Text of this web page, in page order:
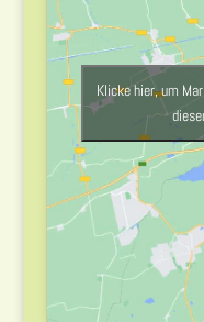
Klicke hier, um